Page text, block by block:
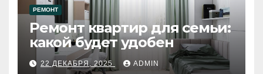
РЕМОНТ
Ремонт квартир для семьи:
какой будет удобен
22 ДЕКАБРЯ, 2025 ADMIN